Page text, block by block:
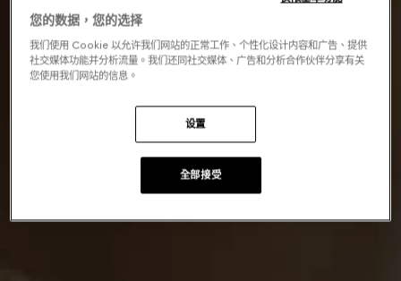
您的数据，您的选择
我们使用 Cookie 以允许我们网站的正常工作、个性化设计内容和广告、提供
社交媒体功能并分析流量。我们还同社交媒体、广告和分析合作伙伴分享有关
您使用我们网站的信息。
设置
全部接受